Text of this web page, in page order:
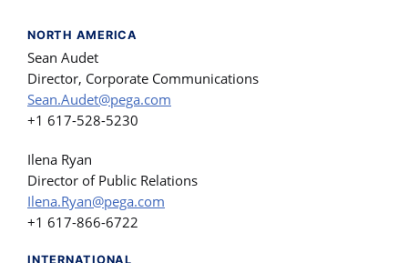
NORTH AMERICA
Sean Audet
Director, Corporate Communications
Sean.Audet@pega.com
+1 617-528-5230
Ilena Ryan
Director of Public Relations
Ilena.Ryan@pega.com
+1 617-866-6722
INTERNATIONAL